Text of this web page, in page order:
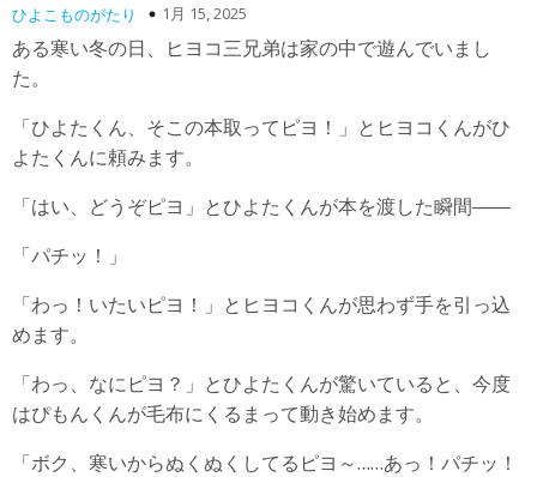
ひよこものがたり 1月 15, 2025
ある寒い冬の日、ヒヨコ三兄弟は家の中で遊んでいまし
た。
「ひよたくん、そこの本取ってピヨ！」とヒヨコくんがひ
よたくんに頼みます。
「はい、どうぞピヨ」とひよたくんが本を渡した瞬間――
「パチッ！」
「わっ！いたいピヨ！」とヒヨコくんが思わず手を引っ込
めます。
「わっ、なにピヨ？」とひよたくんが驚いていると、今度
はぴもんくんが毛布にくるまって動き始めます。
「ボク、寒いからぬくぬくしてるピヨ～……あっ！パチッ！